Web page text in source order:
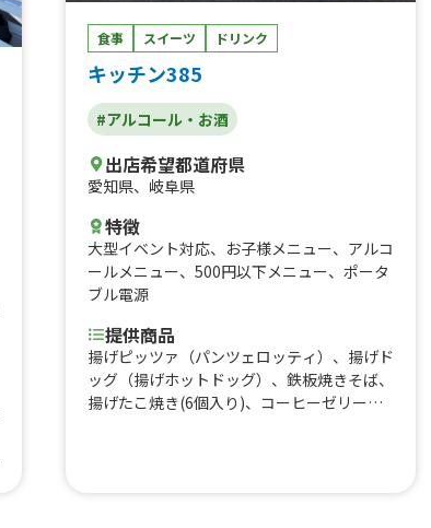
かき氷各種
食事 スイーツ ドリンク
キッチン385
#アルコール・お酒
出店希望都道府県
愛知県、 岐阜県
特徴
大型イベント対応、 お子様メニュー、 アルコ
ールメニュー、 500円以下メニュー、 ポータ
ブル電源
提供商品
揚げピッツァ（パンツェロッティ）、揚げド
ッグ（揚げホットドッグ）、鉄板焼きそば、
揚げたこ焼き(6個入り)、コーヒーゼリーカ